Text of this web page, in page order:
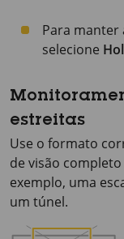
Para manter
selecione
estreitas
Use o formato
de visão
exemplo, uma
um túnel.